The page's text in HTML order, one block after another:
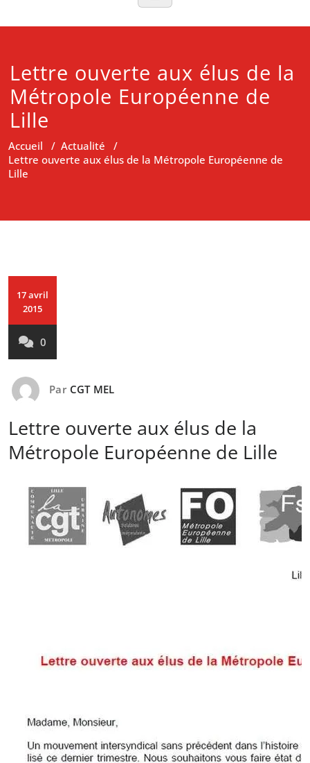
Lettre ouverte aux élus de la
Métropole Européenne de
Lille
Accueil / Actualité /
Lettre ouverte aux élus de la Métropole Européenne de
Lille
17 avril
2015
0
Par CGT MEL
Lettre ouverte aux élus de la
Métropole Européenne de Lille